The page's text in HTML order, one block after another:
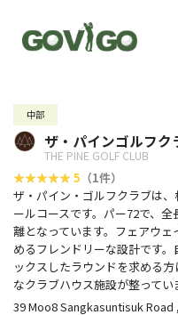
中部
ザ・パインゴルフク
THE PINE GOLF CLUB
5 （1件）
ザ・パイン・ゴルフクラブは
ールコースです。パー72で、
離となっています。フェアウ
めるフレンドリーな設計です
ックスしたラウンドを求める
なクラブハウス施設が整ってい
39 Moo8 Sangkasuntisuk